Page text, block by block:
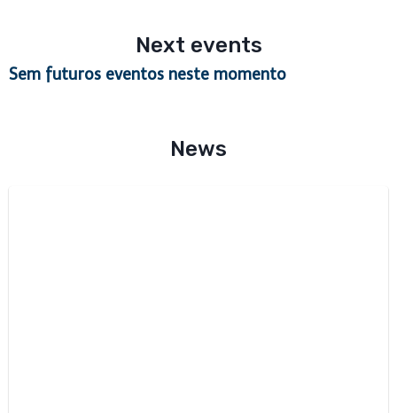
Next events
Sem futuros eventos neste momento
News